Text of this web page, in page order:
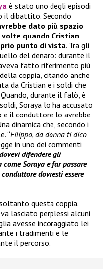
è stato uno degli episodi
il dibattito. Secondo
dato più spazio
quando Cristian
punto di vista. Tra gli
del denaro: durante il
fatto riferimento più
coppia, citando anche
da Cristian e i soldi che
durante il falò, è
Soraya lo ha accusato
e il conduttore lo avrebbe
dinamica che, secondo i
“Filippo, da donna ti dico
in uno dei commenti
difendere gli
Soraya e far passare
dovresti essere
questa coppia.
lasciato perplessi alcuni
avesse incoraggiato lei
i tradimenti e le
il percorso.